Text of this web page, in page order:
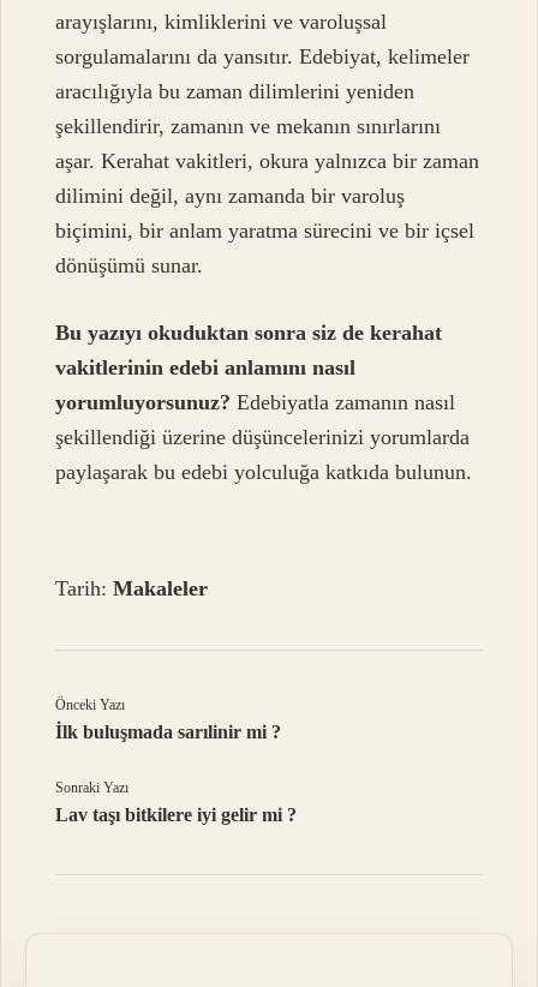
arayışlarını, kimliklerini ve varoluşsal
sorgulamalarını da yansıtır. Edebiyat, kelimeler
aracılığıyla bu zaman dilimlerini yeniden
şekillendirir, zamanın ve mekanın sınırlarını
aşar. Kerahat vakitleri, okura yalnızca bir zaman
dilimini değil, aynı zamanda bir varoluş
biçimini, bir anlam yaratma sürecini ve bir içsel
dönüşümü sunar.
Bu yazıyı okuduktan sonra siz de kerahat
vakitlerinin edebi anlamını nasıl
yorumluyorsunuz? Edebiyatla zamanın nasıl
şekillendiği üzerine düşüncelerinizi yorumlarda
paylaşarak bu edebi yolculuğa katkıda bulunun.
Tarih:Makaleler
Önceki Yazı
İlk buluşmada sarılinir mi ?
Sonraki Yazı
Lav taşı bitkilere iyi gelir mi ?